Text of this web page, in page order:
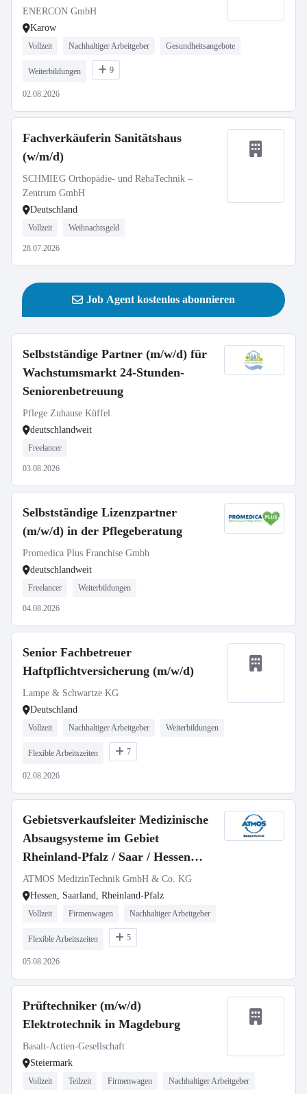
ENERCON GmbH
Karow
Vollzeit Nachhaltiger Arbeitgeber Gesundheitsangebote
Weiterbildungen 9
02.08.2026
Fachverkäuferin Sanitätshaus
(w/m/d)
SCHMIEG Orthopädie- und RehaTechnik –
Zentrum GmbH
Deutschland
Vollzeit Weihnachtsgeld
28.07.2026
Job Agent kostenlos abonnieren
Selbstständige Partner (m/w/d) für
Wachstumsmarkt 24-Stunden-
Seniorenbetreuung
Pflege Zuhause Küffel
deutschlandweit
Freelancer
03.08.2026
Selbstständige Lizenzpartner
(m/w/d) in der Pflegeberatung
Promedica Plus Franchise Gmbh
deutschlandweit
Freelancer Weiterbildungen
04.08.2026
Senior Fachbetreuer
Haftpflichtversicherung (m/w/d)
Lampe & Schwartze KG
Deutschland
Vollzeit Nachhaltiger Arbeitgeber Weiterbildungen
Flexible Arbeitszeiten 7
02.08.2026
Gebietsverkaufsleiter Medizinische
Absaugsysteme im Gebiet
Rheinland-Pfalz / Saar / Hessen
(m/w/d)
ATMOS MedizinTechnik GmbH & Co. KG
Hessen, Saarland, Rheinland-Pfalz
Vollzeit Firmenwagen Nachhaltiger Arbeitgeber
Flexible Arbeitszeiten 5
05.08.2026
Prüftechniker (m/w/d)
Elektrotechnik in Magdeburg
Basalt-Actien-Gesellschaft
Steiermark
Vollzeit Teilzeit Firmenwagen Nachhaltiger Arbeitgeber